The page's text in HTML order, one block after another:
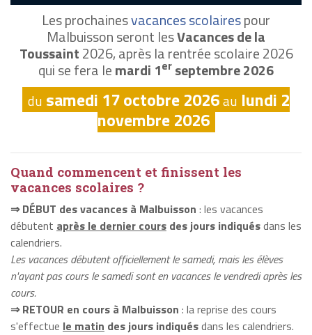
Les prochainesvacances scolairespour
Malbuisson seront lesVacances de la
Toussaint2026, après la rentrée scolaire 2026
qui se fera lemardi 1er septembre 2026
du samedi 17 octobre 2026au lundi 2
novembre 2026
Quand commencent et finissent les
vacances scolaires ?
⇒ DÉBUT des vacances à Malbuisson : les vacances
débutent après le dernier cours des jours indiquésdans les
calendriers.
Les vacances débutent officiellement le samedi, mais les élèves
n'ayant pas cours le samedi sont en vacances le vendredi après les
cours.
⇒ RETOUR en cours à Malbuisson : la reprise des cours
s'effectue le matin des jours indiquésdans les calendriers.